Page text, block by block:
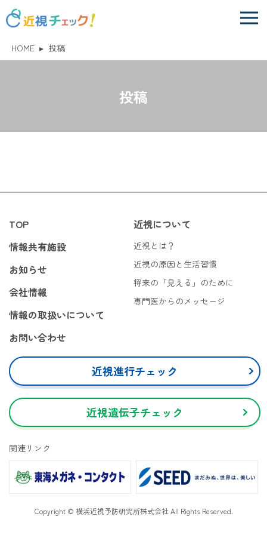
HOME ▸ 投稿
投稿
TOP
情報共有施設
お知らせ
会社情報
情報の取扱いについて
お問い合わせ
近視について
近視とは？
近視の原因と生活習慣
将来の「見える」のために
専門医からのメッセージ
近視進行チェック
近視遺伝子チェック
関連リンク
Copyright © 横浜近視予防研究所株式会社 All Rights Reserved.